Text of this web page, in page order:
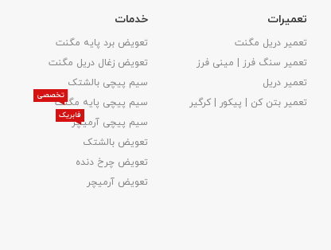
تعمیرات
تعمیر دریل مگنت
تعمیر سنگ فرز | مینی فرز
تعمیر دریل
تعمیر بتن کن | پیکور | کرگیر
خدمات
تعویض برد پایه مگنت
تعویض زغال دریل مگنت
سیم پیچی بالشتک
سیم پیچی پایه مگنت
تخصصی
سیم پیچی آرمیچر
فابریک
تعویض بالشتک​
تعویض چرخ دنده
تعویض آرمیچر